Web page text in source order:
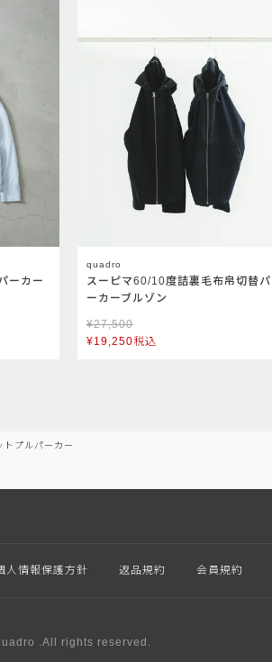
ーカー
quadro
スーピマ60/10度詰裏毛布帛切替パ
ーカーブルゾン
¥27,500
¥19,250税込
トプルパーカー
人情報保護方針 返品規約 会員規約
.All rights reserved.